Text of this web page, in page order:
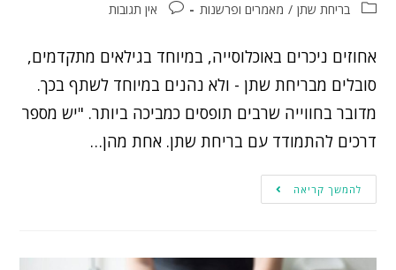
בריחת שתן / מאמרים ופרשנות אין תגובות
אחוזים ניכרים באוכלוסייה, במיוחד בגילאים מתקדמים,
סובלים מבריחת שתן - ולא נהנים במיוחד לשתף בכך.
מדובר בחווייה שרבים תופסים כמביכה ביותר. "יש מספר
דרכים להתמודד עם בריחת שתן. אחת מהן…
להמשך קריאה